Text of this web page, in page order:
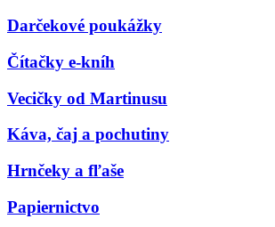
Darčekové poukážky
Čítačky e-kníh
Vecičky od Martinusu
Káva, čaj a pochutiny
Hrnčeky a fľaše
Papiernictvo